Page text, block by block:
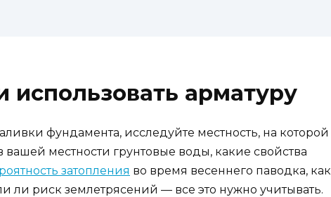
использовать арматуру
фундамента, исследуйте местность, на которой
вашей местности грунтовые воды, какие свойства
затопления во время весеннего паводка, как
ли риск землетрясений — все это нужно учитывать.